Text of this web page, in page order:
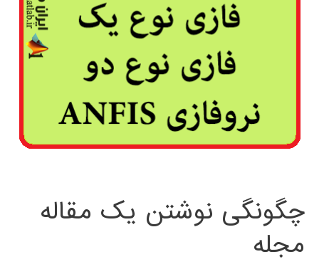
چگونگی نوشتن یک مقاله
مجله